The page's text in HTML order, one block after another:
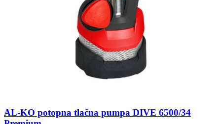
AL-KO potopna tlačna pumpa DIVE 6500/34